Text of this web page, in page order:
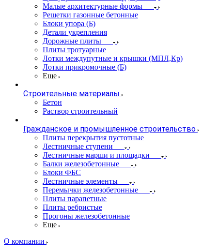
Малые архитектурные формы
Решетки газонные бетонные
Блоки упора (Б)
Детали укрепления
Дорожные плиты
Плиты тротуарные
Лотки междупутные и крышки (МПЛ,Кр)
Лотки прикромочные (Б)
Еще
Строительные материалы
Бетон
Раствор строительный
Гражданское и промышленное строительство
Плиты перекрытия пустотные
Лестничные ступени
Лестничные марши и площадки
Балки железобетонные
Блоки ФБС
Лестничные элементы
Перемычки железобетонные
Плиты парапетные
Плиты ребристые
Прогоны железобетонные
Еще
О компании